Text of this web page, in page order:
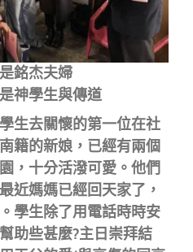
銘杰夫婦
神學生與傳道
生去關懷的第一位在社
籍的新娘，已經有兩個
，十分活潑可愛。他們
近媽媽已經回天家了，
學生除了用電話時時安
助些甚麼?主日崇拜結